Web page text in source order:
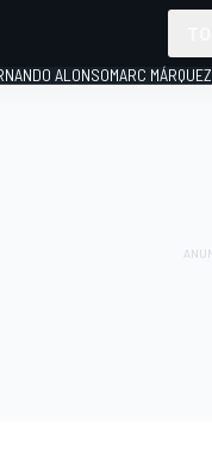
ALONSOMARC MÁRQUEZ